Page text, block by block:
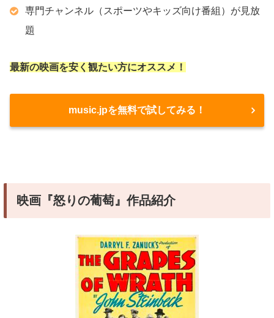
専門チャンネル（スポーツやキッズ向け番組）が見放
題
最新の映画を安く観たい方にオススメ！
music.jpを無料で試してみる！
映画『怒りの葡萄』作品紹介